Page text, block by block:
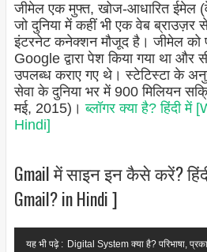
जीमेल एक मुफ्त, खोज-आधारित ईमेल
जो दुनिया में कहीं भी एक वेब
इंटरनेट कनेक्शन मौजूद है। जीमेल को
Google द्वारा पेश किया गया था और
उपलब्ध कराए गए थे। स्टेटिस्टा के
सेवा के दुनिया भर में 900 मिलियन
मई, 2015)।ब्लॉगर क्या है? हिंदी
Hindi]
Gmail में साइन इन कैसे करें?
Gmail? in Hindi ]
यह भी पढ़े : Digital System क्या है? परिभाषा,